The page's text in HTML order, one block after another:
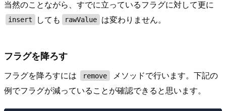
当然のことながら、すでに立っているフラグに対して更に
insert しても rawValue は変わりません。
フラグを降ろす
フラグを降ろすには remove
メソッドで行います。下記の
例でフラグが減っていることが確認できると思います。